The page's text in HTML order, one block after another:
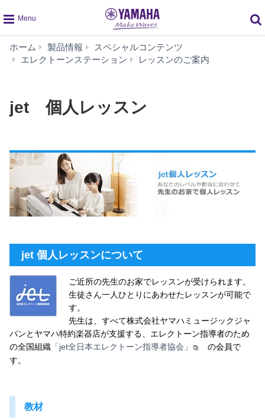
global
navigation
ホーム 製品情報
スペシャルコンテンツ
エレクトーンステーション
レッスンのご案内
jet 個人レッスン
jet 個人レッスンについて
ご近所の先生のお家でレッスンが受けられます。
生徒さん一人ひとりにあわせたレッスンが可能で
す。
先生は、すべて株式会社ヤマハミュージックジャ
パンとヤマハ特約楽器店が支援する、エレクトーン指導者のため
の全国組織 「jet全日本エレクトーン指導者協会」
の会員で
す。
教材